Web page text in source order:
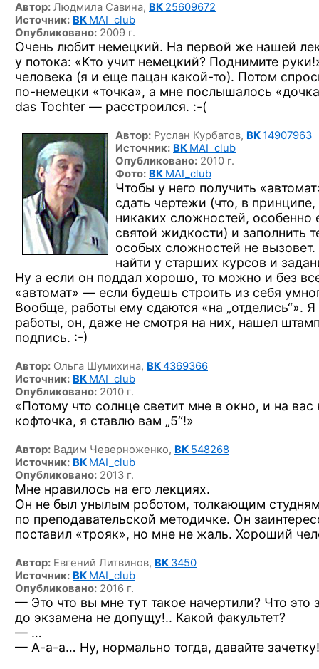
Автор: Людмила Савина, ВК 25609672
Источник: ВК MAI_club
Опубликовано: 2009 г.
Очень любит немецкий. На первой же нашей
у потока: «Кто учит немецкий? Поднимите
человека (я и еще пацан какой-то). Потом
по-немецки «точка», а мне послышалось
das Tochter — расстроился. :-(
Автор: Руслан Курбатов, ВК14907963
Источник: ВК MAI_club
Опубликовано: 2010 г.
Фото: ВК MAI_club
Чтобы у него получить
сдать чертежи (что, в
никаких сложностей, особенно
святой жидкости) и заполнить
особых сложностей не
найти у старших курсов и
Ну а если он поддал хорошо, то можно и без
«автомат» — если будешь строить из себя
Вообще, работы ему сдаются «на „отделись“».
работы, он, даже не смотря на них, нашел
подпись. :-)
Автор: Ольга Шумихина, ВК4369366
Источник: ВК MAI_club
Опубликовано: 2010 г.
«Потому что солнце светит мне в окно, и на вас
кофточка, я ставлю вам „5“!»
Автор: Вадим Чеверноженко, ВК 548268
Источник: ВК MAI_club
Опубликовано: 2013 г.
Мне нравилось на его лекциях.
Он не был унылым роботом, толкающим
по преподавательской методичке. Он
поставил «трояк», но мне не жаль. Хороший
Автор: Евгений Литвинов, ВК 3450
Источник: ВК MAI_club
Опубликовано: 2016 г.
— Это что вы мне тут такое начертили? Что это
до экзамена не допущу!.. Какой факультет?
— …
— А-а-а… Ну, нормально тогда, давайте